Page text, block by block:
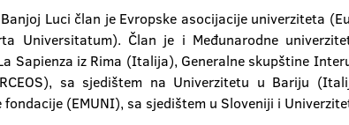
Luci član je Evropske asocijacije univerziteta
Universitatum). Član je i Međunarodne
Sapienza iz Rima (Italija), Generalne skupštine
sa sjedištem na Univerzitetu u Bariju
fondacije (EMUNI), sa sjedištem u Sloveniji i